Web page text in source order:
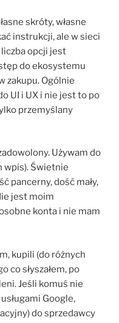
skróty, własne
instrukcji, ale w sieci
opcji jest
do ekosystemu
zakupu. Ogólnie
UI i UX i nie jest to po
przemyślany
Używam do
wpis). Świetnie
pancerny, dość mały,
jest moim
konta i nie mam
kupili (do różnych
co słyszałem, po
Jeśli komuś nie
Google,
do sprzedawcy